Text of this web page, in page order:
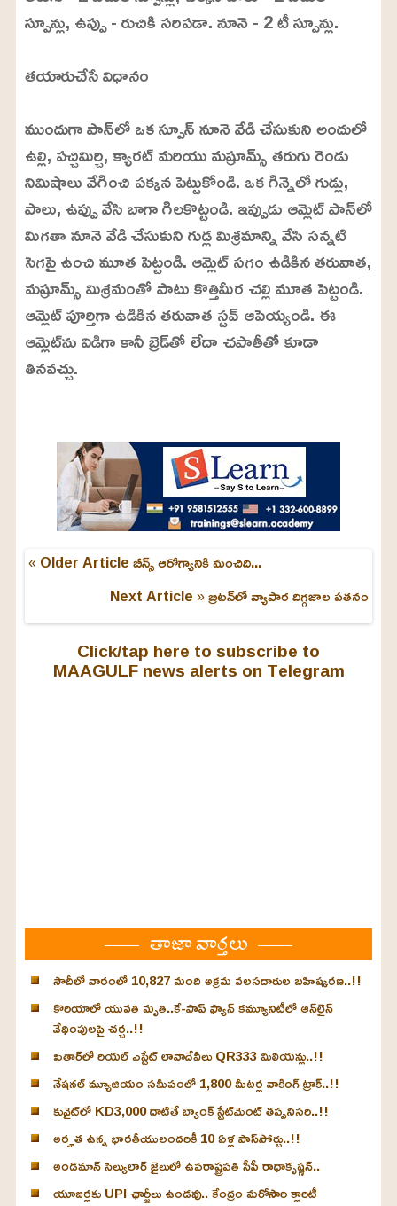
స్పూన్లు, ఉప్పు - రుచికి సరిపడా. నూనె - 2 టీ స్పూన్లు.
తయారుచేసే విధానం
ముందుగా పాన్‌లో ఒక స్పూన్‌ నూనె వేడి చేసుకుని అందులో
ఉల్లి, పచ్చిమిర్చి, క్యారట్‌ మరియు మష్రూమ్స్‌ తరుగు రెండు
నిమిషాలు వేగించి పక్కన పెట్టుకోండి. ఒక గిన్నెలో గుడ్లు,
పాలు, ఉప్పు వేసి బాగా గిలకొట్టండి. ఇప్పుడు ఆమ్లెట్‌ పాన్‌లో
మిగతా నూనె వేడి చేసుకుని గుడ్ల మిశ్రమాన్ని వేసి సన్నటి
సెగపై ఉంచి మూత పెట్టండి. ఆమ్లెట్‌ సగం ఉడికిన తరువాత,
మష్రూమ్స్‌ మిశ్రమంతో పాటు కొత్తిమీర చల్లి మూత పెట్టండి.
ఆమ్లెట్‌ పూర్తిగా ఉడికిన తరువాత స్టవ్‌ ఆపెయ్యండి. ఈ
ఆమ్లెట్‌ను విడిగా కానీ బ్రెడ్‌తో లేదా చపాతీతో కూడా
తినవచ్చు.
U
n
m
u
t
e
3
%
« Older Articleబీన్స్ ఆరోగ్యానికి మంచిది...
Next Article »బ్రిటన్‌లో వ్యాపార దిగ్గజాల పతనం
Click/tap here to subscribe to
MAAGULF news alerts on Telegram
తాజా వార్తలు
సౌదీలో వారంలో 10,827 మంది అక్రమ వలసదారుల బహిష్కరణ..!!
కొరియాలో యువతి మృతి..కే-పాప్ ఫ్యాన్‌ కమ్యూనిటీలో ఆన్‌లైన్
వేధింపులపై చర్చ..!!
ఖతార్‌లో రియల్ ఎస్టేట్ లావాదేవీలు QR333 మిలియన్లు..!!
నేషనల్ మ్యూజియం సమీపంలో 1,800 మీటర్ల వాకింగ్ ట్రాక్..!!
కువైట్‌లో KD3,000 దాటితే బ్యాంక్ స్టేట్‌మెంట్ తప్పనిసరి..!!
అర్హత ఉన్న భారతీయులందరికీ 10 ఏళ్ల పాస్‌పోర్టు..!!
అండమాన్ సెల్యులార్ జైలులో ఉపరాష్ట్రపతి సీపీ రాధాకృష్ణన్..
యూజర్లకు UPI ఛార్జీలు ఉండవు.. కేంద్రం మరోసారి క్లారిటీ